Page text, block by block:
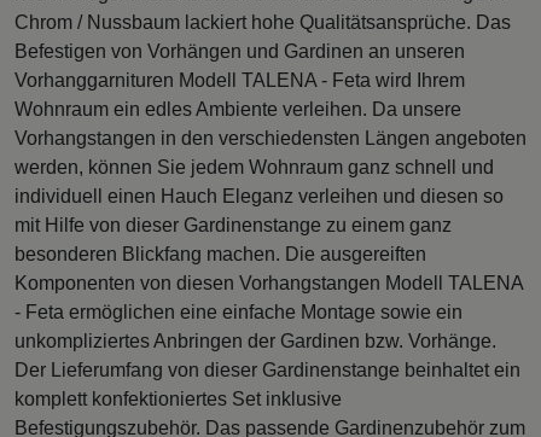
Chrom / Nussbaum lackiert hohe Qualitätsansprüche. Das
Befestigen von Vorhängen und Gardinen an unseren
Vorhanggarnituren Modell TALENA - Feta wird Ihrem
Wohnraum ein edles Ambiente verleihen. Da unsere
Vorhangstangen in den verschiedensten Längen angeboten
werden, können Sie jedem Wohnraum ganz schnell und
individuell einen Hauch Eleganz verleihen und diesen so
mit Hilfe von dieser Gardinenstange zu einem ganz
besonderen Blickfang machen. Die ausgereiften
Komponenten von diesen Vorhangstangen Modell TALENA
- Feta ermöglichen eine einfache Montage sowie ein
unkompliziertes Anbringen der Gardinen bzw. Vorhänge.
Der Lieferumfang von dieser Gardinenstange beinhaltet ein
komplett konfektioniertes Set inklusive
Befestigungszubehör. Das passende Gardinenzubehör zum